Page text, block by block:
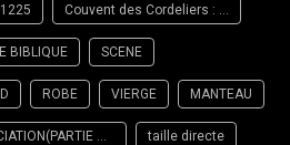
BIBLIQUE SCENE
ROBE VIERGE MANTEAU
taille directe